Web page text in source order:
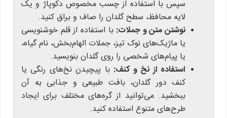
سپس با استفاده از چسب مخصوص دکوپاژ و یک
لایه محافظ، سطح گلدان را صاف و براق کنید.
نوشتن متن و جملات: با استفاده از قلم خوشنویسی
یا ماژیک‌های نوک تیز، جملات الهام‌بخش، نام گیاه،
یا پیام‌های شخصی را روی گلدان بنویسید.
استفاده از نخ و کنف: با پیچیدن نخ‌های رنگی یا
کنف دور گلدان، بافت طبیعی و جذابی به آن
ببخشید. می‌توانید از گره‌های مختلف برای ایجاد
طرح‌های متنوع استفاده کنید.